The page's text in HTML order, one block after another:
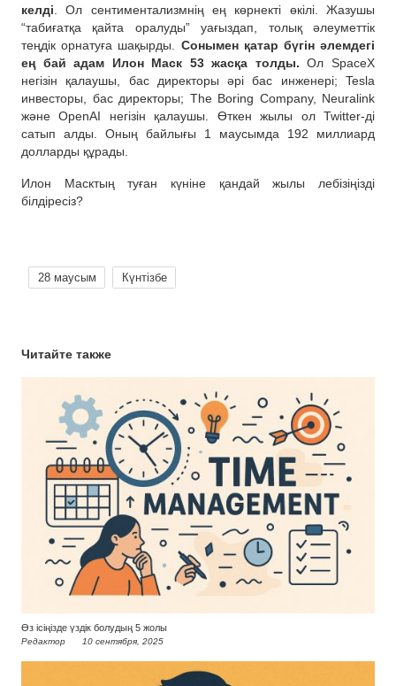
келді . Ол сентиментализмнің ең көрнекті өкілі. Жазушы
“табиғатқа қайта оралуды” уағыздап, толық әлеуметтік
теңдік орнатуға шақырды. Сонымен қатар бүгін әлемдегі
ең бай адам Илон Маск 53 жасқа толды. Ол SpaceX
негізін қалаушы, бас директоры әрі бас инженері; Tesla
инвесторы, бас директоры; The Boring Company, Neuralink
және OpenAI негізін қалаушы. Өткен жылы ол Twitter-ді
сатып алды. Оның байлығы 1 маусымда 192 миллиард
долларды құрады.
Илон Масктың туған күніне қандай жылы лебізіңізді
білдіресіз?
28 маусым Күнтізбе
Читайте также
Өз ісіңізде үздік болудың 5 жолы
Редактор 10 сентября, 2025